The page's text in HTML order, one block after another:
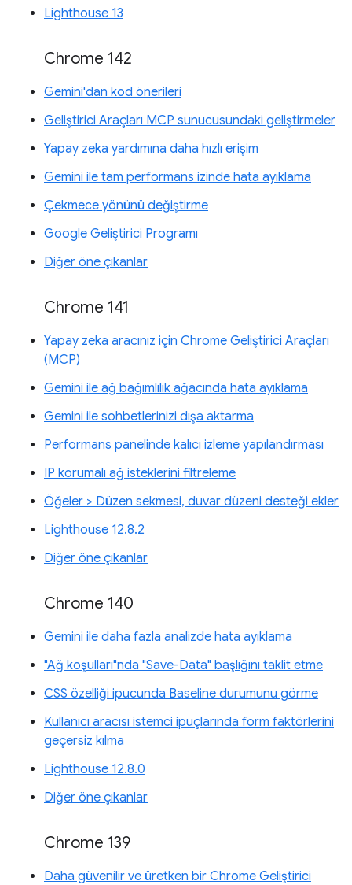
Lighthouse 13
Chrome 142
Gemini'dan kod önerileri
Geliştirici Araçları MCP sunucusundaki geliştirmeler
Yapay zeka yardımına daha hızlı erişim
Gemini ile tam performans izinde hata ayıklama
Çekmece yönünü değiştirme
Google Geliştirici Programı
Diğer öne çıkanlar
Chrome 141
Yapay zeka aracınız için Chrome Geliştirici Araçları
(MCP)
Gemini ile ağ bağımlılık ağacında hata ayıklama
Gemini ile sohbetlerinizi dışa aktarma
Performans panelinde kalıcı izleme yapılandırması
IP korumalı ağ isteklerini filtreleme
Öğeler > Düzen sekmesi, duvar düzeni desteği ekler
Lighthouse 12.8.2
Diğer öne çıkanlar
Chrome 140
Gemini ile daha fazla analizde hata ayıklama
"Ağ koşulları"nda "Save-Data" başlığını taklit etme
CSS özelliği ipucunda Baseline durumunu görme
Kullanıcı aracısı istemci ipuçlarında form faktörlerini
geçersiz kılma
Lighthouse 12.8.0
Diğer öne çıkanlar
Chrome 139
Daha güvenilir ve üretken bir Chrome Geliştirici